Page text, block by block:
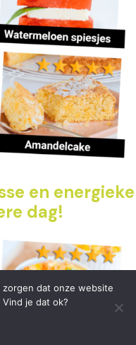
en energieke
dag!
dat onze website
je dat ok?